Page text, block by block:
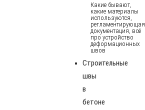
Какие бывают,
какие материалы
используются,
регламентирующая
документация, всё
про устройство
деформационных
швов
Строительные
швы
в
бетоне